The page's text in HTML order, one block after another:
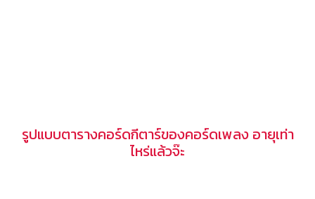
รูปแบบตารางคอร์ดกีตาร์ของคอร์ดเพลง อายุเท่า
ไหร่แล้วจ๊ะ